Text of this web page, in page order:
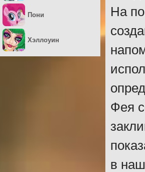
На
Фея
в
Пони
Хэллоуин